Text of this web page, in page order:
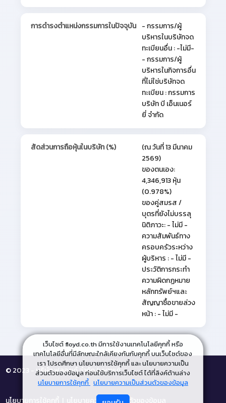
เว็บไซต์ floyd.co.th มีการใช้งานเทคโนโลยีคุกกี้ หรือ
เทคโนโลยีอื่นที่มีลักษณะใกล้เคียงกันกับคุกกี้ บนเว็บไซต์ของ
เรา โปรดศึกษา นโยบายการใช้คุกกี้ และ นโยบายความเป็น
ส่วนตัวของข้อมูล ก่อนใช้บริการเว็บไซต์ ได้ที่ลิงค์ด้านล่าง
นโยบายการใช้คุกกี้ นโยบายความเป็นส่วนตัวของข้อมูล
การดำรงตำแหน่งกรรมการในปัจจุบัน - กรรมการ/ผู้
บริหารในบริษัทจด
ทะเบียนอื่น : -ไม่มี-
- กรรมการ/ผู้
บริหารในกิจการอื่น
ที่ไม่ใช่บริษัทจด
ทะเบียน : กรรมการ
บริษัท บี เอ็นเนอร์
ยี่ จำกัด
สัดส่วนการถือหุ้นในบริษัท (%)
(ณ วันที่ 13 มีนาคม
2569)
ของตนเอง:
4,346,913 หุ้น
(0.978%)
ของคู่สมรส /
บุตรที่ยังไม่บรรลุ
นิติภาวะ: - ไม่มี -
ความสัมพันธ์ทาง
ครอบครัวระหว่าง
ผู้บริหาร : - ไม่มี -
ประวัติการกระทำ
ความผิดกฏหมาย
หลักทรัพย์ฯและ
สัญญาซื้อขายล่วง
หน้า : - ไม่มี -
© 2023 - บริษัท ฟลอยด์ จำกัด (มหาชน)
นโยบายการใช้คุกกี้ นโยบายความเป็นส่วนตัวของข้อมูล